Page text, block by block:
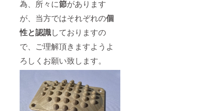
為、所々に節があります
が、当方ではそれぞれの個
性と認識しておりますの
で、ご理解頂きますようよ
ろしくお願い致します。